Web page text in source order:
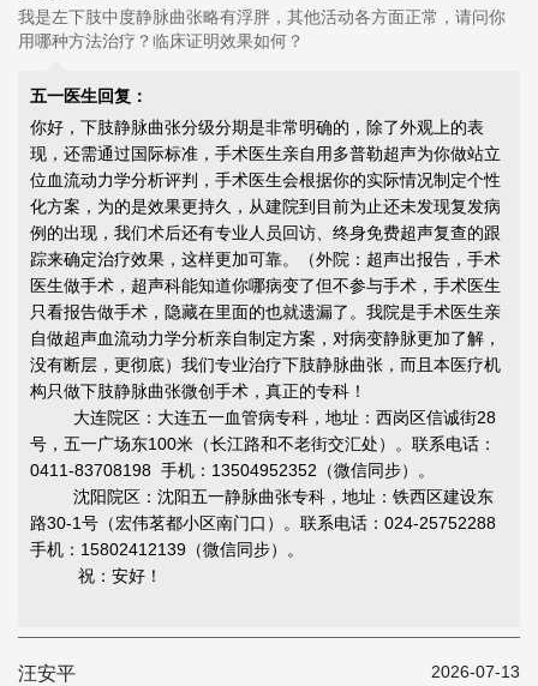
我是左下肢中度静脉曲张略有浮胖，其他活动各方面正常，请问你
用哪种方法治疗？临床证明效果如何？
五一医生回复：
你好，下肢静脉曲张分级分期是非常明确的，除了外观上的表
现，还需通过国际标准，手术医生亲自用多普勒超声为你做站立
位血流动力学分析评判，手术医生会根据你的实际情况制定个性
化方案，为的是效果更持久，从建院到目前为止还未发现复发病
例的出现，我们术后还有专业人员回访、终身免费超声复查的跟
踪来确定治疗效果，这样更加可靠。（外院：超声出报告，手术
医生做手术，超声科能知道你哪病变了但不参与手术，手术医生
只看报告做手术，隐藏在里面的也就遗漏了。我院是手术医生亲
自做超声血流动力学分析亲自制定方案，对病变静脉更加了解，
没有断层，更彻底）我们专业治疗下肢静脉曲张，而且本医疗机
构只做下肢静脉曲张微创手术，真正的专科！
大连院区：大连五一血管病专科，地址：西岗区信诚街28
号，五一广场东100米（长江路和不老街交汇处）。联系电话：
0411-83708198 手机：13504952352（微信同步）。
沈阳院区：沈阳五一静脉曲张专科，地址：铁西区建设东
路30-1号（宏伟茗都小区南门口）。联系电话：024-25752288
手机：15802412139（微信同步）。
祝：安好！
汪安平
2026-07-13